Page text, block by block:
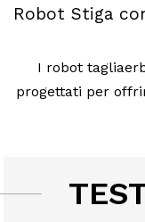
Robot Stiga
I robot
progettati per